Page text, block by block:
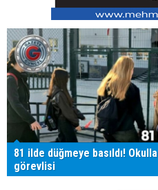
81 ilde düğmeye basıldı!
görevlisi